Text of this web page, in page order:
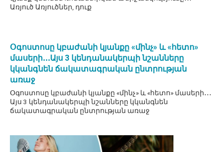
Առյուծ Առյուծներ, դուք
Օգոստոսը կբաժանի կյանքը «մինչ» և «հետո»
մասերի․․․Այս 3 կենդանակերպի նշանները
կկանգնեն ճակատագրական ընտրության
առաջ
Օգոստոսը կբաժանի կյանքը «մինչ» և «հետո» մասերի․․․
Այս 3 կենդանակերպի նշանները կկանգնեն
ճակատագրական ընտրության առաջ